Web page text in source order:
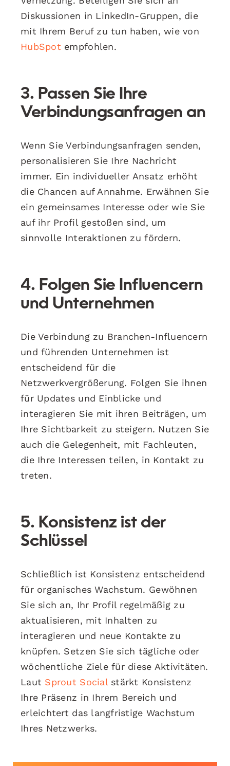
Diskussionen in LinkedIn-Gruppen, die
mit Ihrem Beruf zu tun haben, wie von
HubSpot empfohlen.
3. Passen Sie Ihre
Verbindungsanfragen an
Wenn Sie Verbindungsanfragen senden,
personalisieren Sie Ihre Nachricht
immer. Ein individueller Ansatz erhöht
die Chancen auf Annahme. Erwähnen Sie
ein gemeinsames Interesse oder wie Sie
auf ihr Profil gestoßen sind, um
sinnvolle Interaktionen zu fördern.
4. Folgen Sie Influencern
und Unternehmen
Die Verbindung zu Branchen-Influencern
und führenden Unternehmen ist
entscheidend für die
Netzwerkvergrößerung. Folgen Sie ihnen
für Updates und Einblicke und
interagieren Sie mit ihren Beiträgen, um
Ihre Sichtbarkeit zu steigern. Nutzen Sie
auch die Gelegenheit, mit Fachleuten,
die Ihre Interessen teilen, in Kontakt zu
treten.
5. Konsistenz ist der
Schlüssel
Schließlich ist Konsistenz entscheidend
für organisches Wachstum. Gewöhnen
Sie sich an, Ihr Profil regelmäßig zu
aktualisieren, mit Inhalten zu
interagieren und neue Kontakte zu
knüpfen. Setzen Sie sich tägliche oder
wöchentliche Ziele für diese Aktivitäten.
Laut Sprout Socialstärkt Konsistenz
Ihre Präsenz in Ihrem Bereich und
erleichtert das langfristige Wachstum
Ihres Netzwerks.